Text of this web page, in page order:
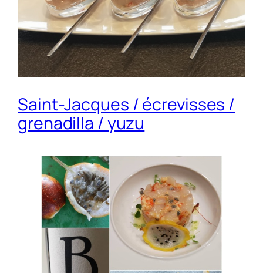
Saint-Jacques / écrevisses /
grenadilla / yuzu